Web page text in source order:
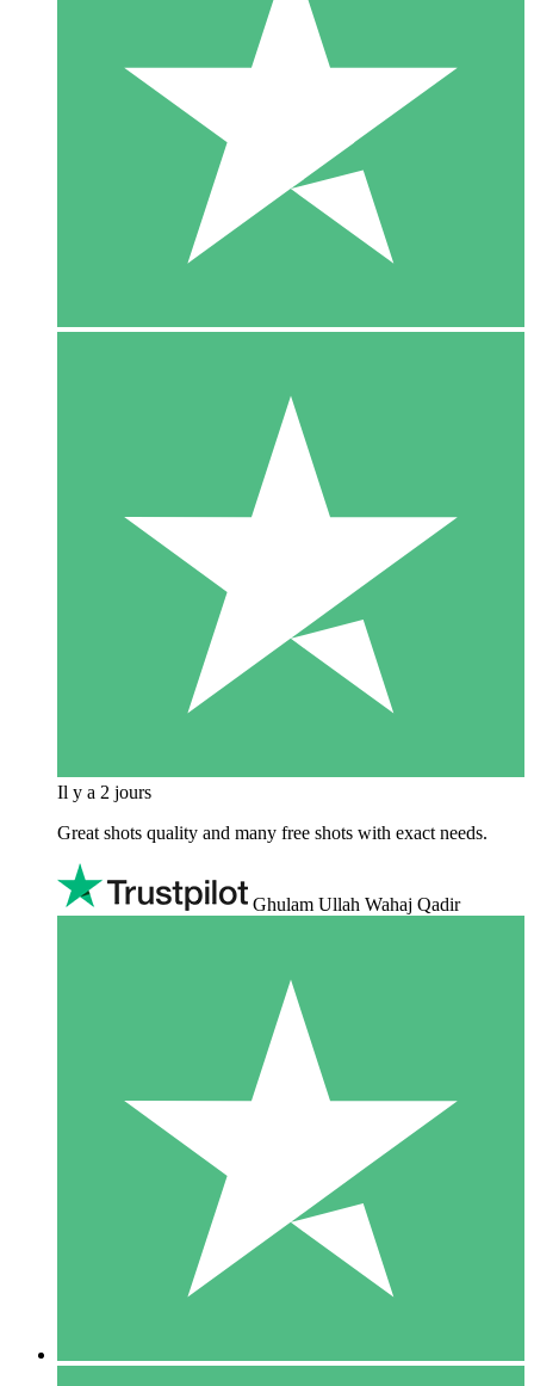
Il y a 2 jours
Great shots quality and many free shots with exact needs.
Ghulam Ullah Wahaj Qadir